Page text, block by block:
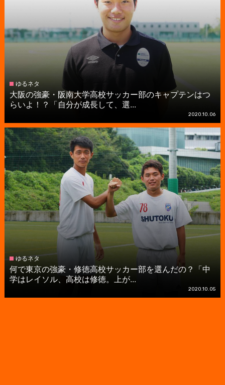
ゆるネタ
大阪の強豪・阪南大学高校サッカー部のキャプテンはつ
らいよ！？「自分が成長して、選...
2020.10.06
ゆるネタ
何で東京の強豪・修徳高校サッカー部を選んだの？「中
学はレイソル、高校は修徳。上が...
2020.10.05